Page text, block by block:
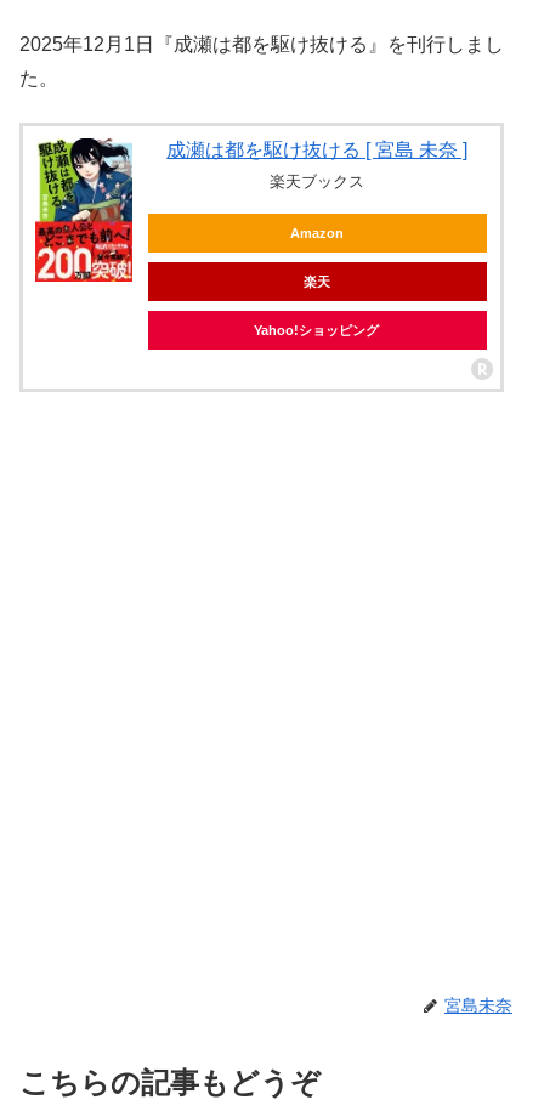
2025年12月1日『成瀬は都を駆け抜ける』を刊行しまし
た。
成瀬は都を駆け抜ける [ 宮島 未奈 ]
楽天ブックス
Amazon
楽天
Yahoo!ショッピング
宮島未奈
こちらの記事もどうぞ